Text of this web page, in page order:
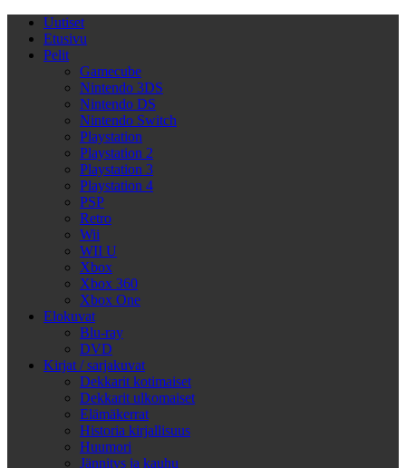
Uutiset
Etusivu
Pelit
Gamecube
Nintendo 3DS
Nintendo DS
Nintendo Switch
Playstation
Playstation 2
Playstation 3
Playstation 4
PSP
Retro
Wii
WII U
Xbox
Xbox 360
Xbox One
Elokuvat
Blu-ray
DVD
Kirjat / sarjakuvat
Dekkarit kotimaiset
Dekkarit ulkomaiset
Elämäkerrat
Historia kirjallisuus
Huumori
Jännitys ja kauhu